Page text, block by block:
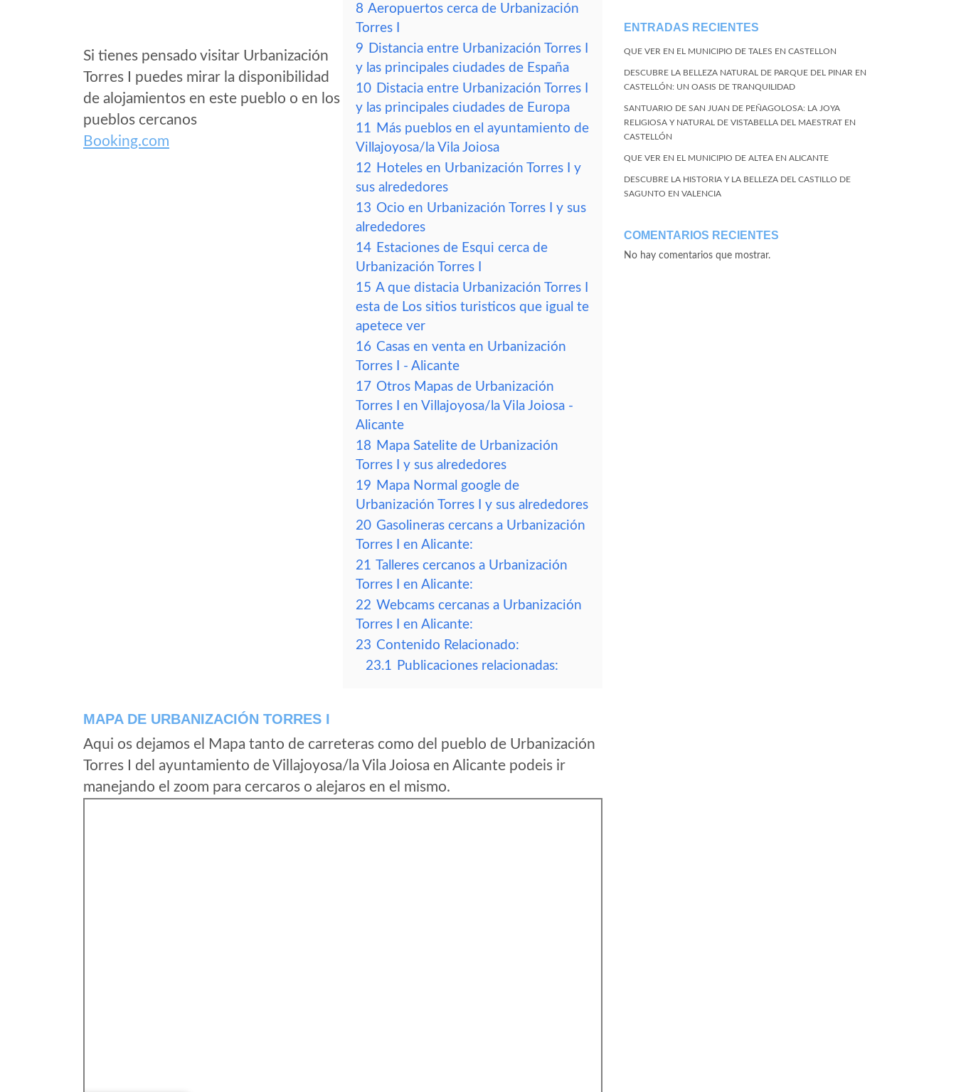
Si tienes pensado visitar Urbanización
Torres I puedes mirar la disponibilidad
de alojamientos en este pueblo o en los
pueblos cercanos
Booking.com
8 Aeropuertos cerca de Urbanización
Torres I
9 Distancia entre Urbanización Torres I
y las principales ciudades de España
10 Distacia entre Urbanización Torres I
y las principales ciudades de Europa
11 Más pueblos en el ayuntamiento de
Villajoyosa/la Vila Joiosa
12 Hoteles en Urbanización Torres I y
sus alrededores
13 Ocio en Urbanización Torres I y sus
alrededores
14 Estaciones de Esqui cerca de
Urbanización Torres I
15 A que distacia Urbanización Torres I
esta de Los sitios turisticos que igual te
apetece ver
16 Casas en venta en Urbanización
Torres I - Alicante
17 Otros Mapas de Urbanización
Torres I en Villajoyosa/la Vila Joiosa -
Alicante
18 Mapa Satelite de Urbanización
Torres I y sus alrededores
19 Mapa Normal google de
Urbanización Torres I y sus alrededores
20 Gasolineras cercans a Urbanización
Torres I en Alicante:
21 Talleres cercanos a Urbanización
Torres I en Alicante:
22 Webcams cercanas a Urbanización
Torres I en Alicante:
23 Contenido Relacionado:
23.1 Publicaciones relacionadas:
MAPA DE URBANIZACIÓN TORRES I
Aqui os dejamos el Mapa tanto de carreteras como del pueblo de Urbanización
Torres I del ayuntamiento de Villajoyosa/la Vila Joiosa en Alicante podeis ir
manejando el zoom para cercaros o alejaros en el mismo.
ENTRADAS RECIENTES
QUE VER EN EL MUNICIPIO DE TALES EN CASTELLON
DESCUBRE LA BELLEZA NATURAL DE PARQUE DEL PINAR EN
CASTELLÓN: UN OASIS DE TRANQUILIDAD
SANTUARIO DE SAN JUAN DE PEÑAGOLOSA: LA JOYA
RELIGIOSA Y NATURAL DE VISTABELLA DEL MAESTRAT EN
CASTELLÓN
QUE VER EN EL MUNICIPIO DE ALTEA EN ALICANTE
DESCUBRE LA HISTORIA Y LA BELLEZA DEL CASTILLO DE
SAGUNTO EN VALENCIA
COMENTARIOS RECIENTES
No hay comentarios que mostrar.